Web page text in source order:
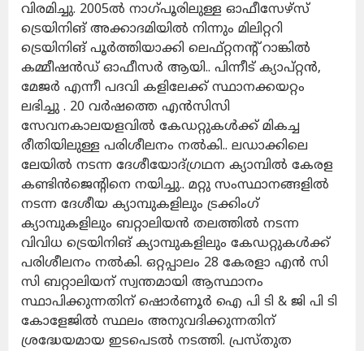
വിരമിച്ചു. 2005ൽ നാഗ്പൂരിലുള്ള ഓഫീസേഴ്സ്
ട്രെയിനിങ് അക്കാദമിയിൽ നിന്നും മിലിറ്ററി
ട്രെയിനിങ് പൂർത്തിയാക്കി ലെഫ്റ്റനന്റ് റാങ്കിൽ
കമ്മീഷൻഡ് ഓഫീസർ ആയി.. പിന്നീട് ക്യാപ്റ്റൻ,
മേജർ എന്നീ പദവി കളിലേക്ക് സ്ഥാനക്കയറ്റം
ലഭിച്ചു . 20 വർഷത്തെ എൻസിസി
സേവനകാലയളവിൽ കേഡറ്റുകൾക്ക് മികച്ച
രീതിയിലുള്ള പരിശീലനം നൽകി.. ലഡാക്കിലെ
ലേയിൽ നടന്ന ദേശീയോദ്ഗ്രഥന ക്യാമ്പിൽ കേരള
കണ്ടിൻജെന്റിനെ നയിച്ചു.. മറ്റു സംസ്ഥാനങ്ങളിൽ
നടന്ന ദേശീയ ക്യാമ്പുകളിലും ട്രക്കിംഗ്
ക്യാമ്പുകളിലും ബറ്റാലിയൻ തലത്തിൽ നടന്ന
വിവിധ ട്രെയിനിങ് ക്യാമ്പുകളിലും കേഡറ്റുകൾക്ക്
പരിശീലനം നൽകി. ഒറ്റപ്പാലം 28 കേരളാ എൻ സി
സി ബറ്റാലിയന് സ്വന്തമായി ആസ്ഥാനം
സ്ഥാപിക്കുന്നതിന് ഷൊർണൂർ ഐ പി ടി & ജി പി ടി
കോളേജിൽ സ്ഥലം അനുവദിക്കുന്നതിന്
ശ്രദ്ധേയമായ ഇടപെടൽ നടത്തി. പ്രസ്തുത